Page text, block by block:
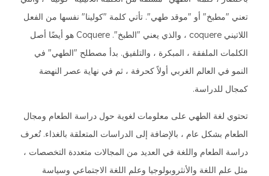
تعني "مطبخ" أو "موقد طهي". تأتي كلمة "كولينا" نفسها من الفعل
اللاتيني coquere ، والذي يعني "الطبخ". Coquere هو أيضًا أصل
الكلمات الملفقة ، المبكرة ، والتلفيق. بدأ مصطلح "الطهي" في
النمو في العالم الغربي أولاً كحرفة ، ثم في نهاية عصر النهضة
كمجال للدراسة.
تحتوي لغة الطهي على معلومات لغوية حول دراسة الطعام ومجال
الطعام بشكل عام ، بالإضافة إلى الدراسات المتعلقة بالغذاء. تُعرف
دراسة الطعام واللغة في العديد من المجالات متعددة التخصصات ،
مثل علم اللغة والأنثروبولوجيا وعلم اللغة الاجتماعي وسياسة